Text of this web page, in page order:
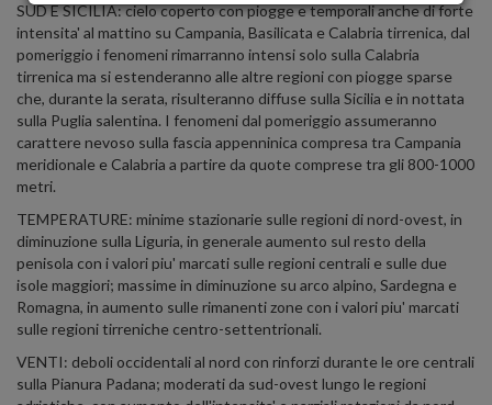
SUD E SICILIA: cielo coperto con piogge e temporali anche di forte
intensita' al mattino su Campania, Basilicata e Calabria tirrenica, dal
pomeriggio i fenomeni rimarranno intensi solo sulla Calabria
tirrenica ma si estenderanno alle altre regioni con piogge sparse
che, durante la serata, risulteranno diffuse sulla Sicilia e in nottata
sulla Puglia salentina. I fenomeni dal pomeriggio assumeranno
carattere nevoso sulla fascia appenninica compresa tra Campania
meridionale e Calabria a partire da quote comprese tra gli 800-1000
metri.
TEMPERATURE: minime stazionarie sulle regioni di nord-ovest, in
diminuzione sulla Liguria, in generale aumento sul resto della
penisola con i valori piu' marcati sulle regioni centrali e sulle due
isole maggiori; massime in diminuzione su arco alpino, Sardegna e
Romagna, in aumento sulle rimanenti zone con i valori piu' marcati
sulle regioni tirreniche centro-settentrionali.
VENTI: deboli occidentali al nord con rinforzi durante le ore centrali
sulla Pianura Padana; moderati da sud-ovest lungo le regioni